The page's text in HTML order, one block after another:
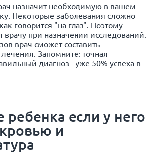
назначит необходимую в вашем
Некоторые заболевания сложно
говорится "на глаз". Поэтому
врачу при назначении исследований.
врач сможет составить
Запомните: точная
диагноз - уже 50% успеха в
ребенка если у него
и